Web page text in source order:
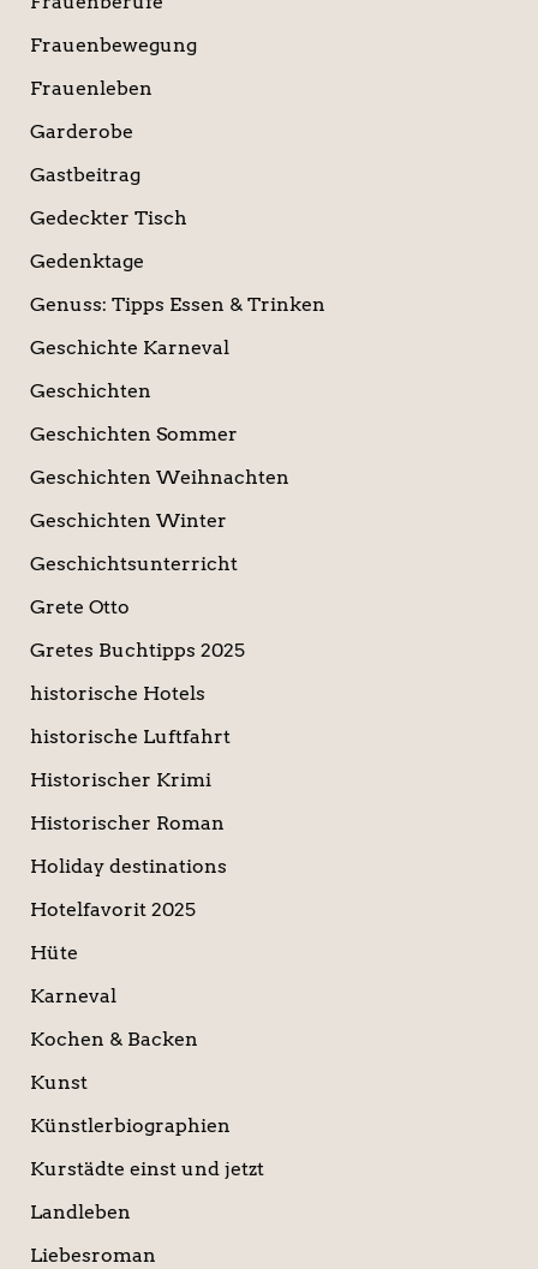
Frauenbewegung
Frauenleben
Garderobe
Gastbeitrag
Gedeckter Tisch
Gedenktage
Genuss: Tipps Essen & Trinken
Geschichte Karneval
Geschichten
Geschichten Sommer
Geschichten Weihnachten
Geschichten Winter
Geschichtsunterricht
Grete Otto
Gretes Buchtipps 2025
historische Hotels
historische Luftfahrt
Historischer Krimi
Historischer Roman
Holiday destinations
Hotelfavorit 2025
Hüte
Karneval
Kochen & Backen
Kunst
Künstlerbiographien
Kurstädte einst und jetzt
Landleben
Liebesroman